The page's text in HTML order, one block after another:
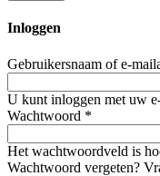
Inloggen
Gebruikersnaam of e-
U kunt inloggen met uw
Wachtwoord *
Het wachtwoordveld is
Wachtwoord vergeten?